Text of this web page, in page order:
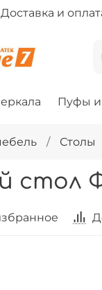
Доставка и
Пуфы и
Столы
стол